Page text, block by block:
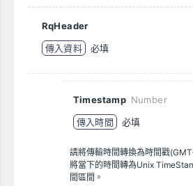
RqHeader
傳入資料
必填
Timestamp Number
傳入時間
必填
請將傳輸時間轉換為時間戳
將當下的時間轉為Unix
間區間。